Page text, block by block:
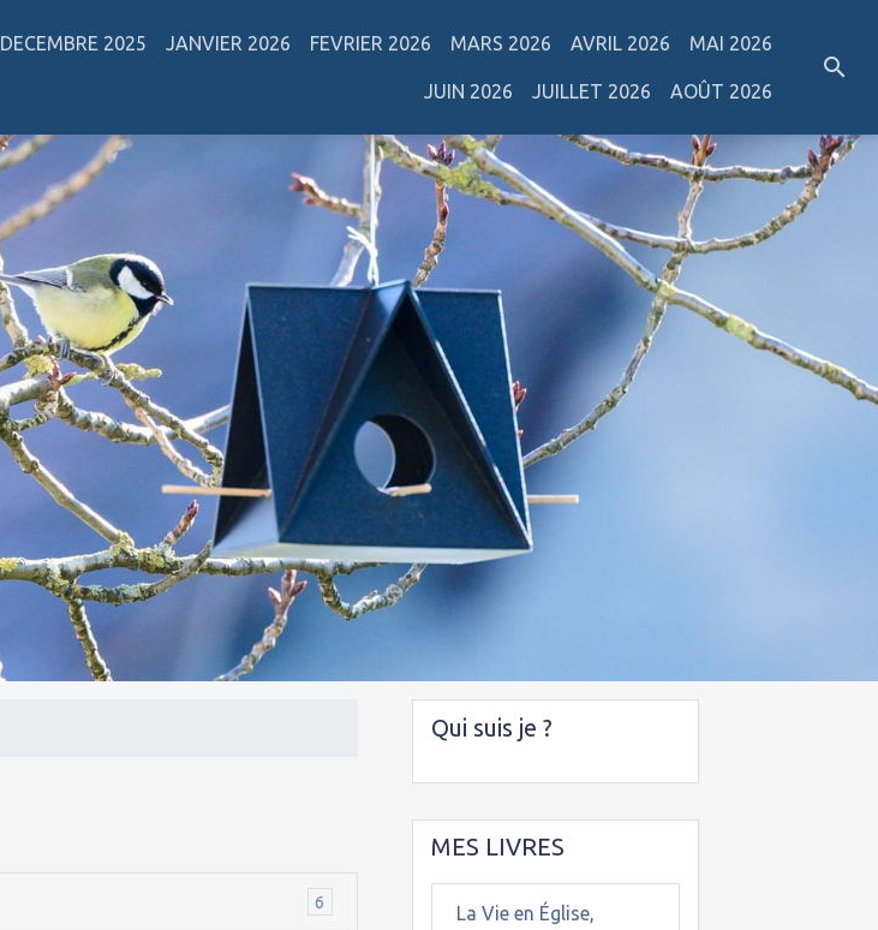
DECEMBRE 2025 JANVIER 2026 FEVRIER 2026 MARS 2026 AVRIL 2026 MAI 2026
JUIN 2026 JUILLET 2026 AOÛT 2026
6
Qui suis je ?
MES LIVRES
La Vie en Église,